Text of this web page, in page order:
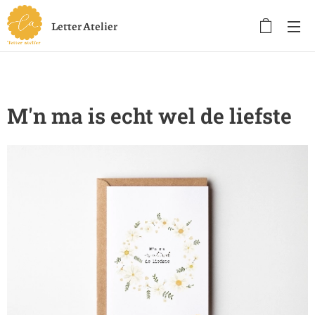
Letter Atelier
M'n ma is echt wel de liefste